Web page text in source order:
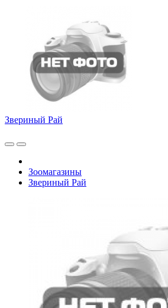
Звериный Рай
Зоомагазины
Звериный Рай